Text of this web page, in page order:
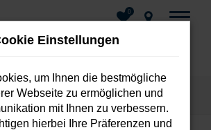
0
Fahrzeug-Showroom
Einstellungen
um Ihnen die bestmögliche
Webseite zu ermöglichen und
mit Ihnen zu verbessern.
hierbei Ihre Präferenzen und